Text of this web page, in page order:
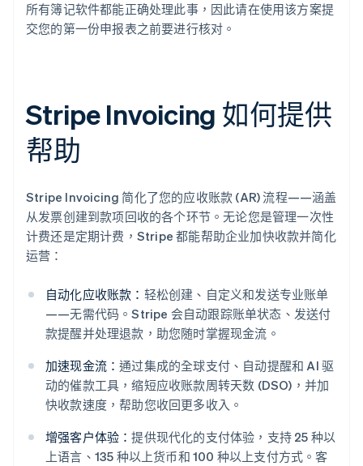
所有簿记软件都能正确处理此事，因此请在使用该方案提
交您的第一份申报表之前要进行核对。
Stripe Invoicing 如何提供
帮助
Stripe Invoicing 简化了您的应收账款 (AR) 流程——涵盖
从发票创建到款项回收的各个环节。无论您是管理一次性
计费还是定期计费，Stripe 都能帮助企业加快收款并简化
运营：
自动化应收账款： 轻松创建、自定义和发送专业账单
——无需代码。Stripe 会自动跟踪账单状态、发送付
款提醒并处理退款，助您随时掌握现金流。
加速现金流：通过集成的全球支付、自动提醒和 AI 驱
动的催款工具，缩短应收账款周转天数 (DSO)，并加
快收款速度，帮助您收回更多收入。
增强客户体验：提供现代化的支付体验，支持 25 种以
上语言、135 种以上货币和 100 种以上支付方式。客